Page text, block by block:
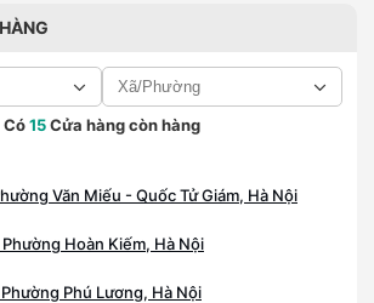
Có15Cửa hàng còn hàng
Văn Miếu - Quốc Tử Giám, Hà Nội
Hoàn Kiếm, Hà Nội
Phú Lương, Hà Nội